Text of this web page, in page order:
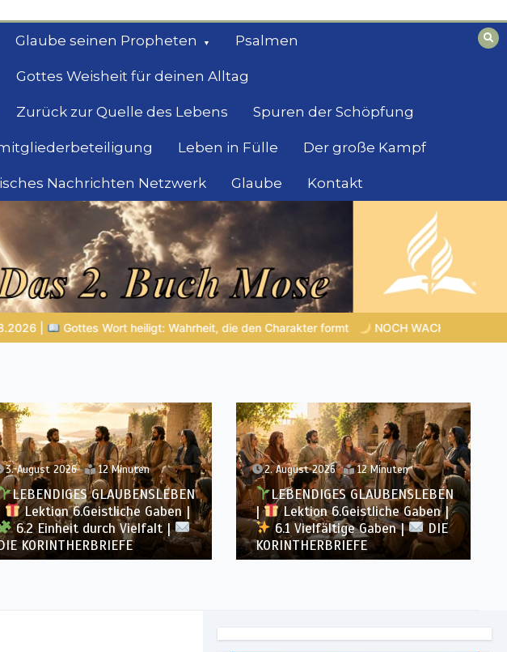
Glaube seinen Propheten Psalmen
Gottes Weisheit für deinen Alltag
Zurück zur Quelle des Lebens Spuren der Schöpfung
Leben in Fülle Der große Kampf
Nachrichten Netzwerk Glaube Kontakt
die den Charakter formt NOCH WACH? | 06.08.2026 | Das Größte, was du geben
2. August 2026 12 Minuten
LEBENDIGES GLAUBENSLEBEN
Lektion 6.Geistliche Gaben |
6.1 Vielfältige Gaben |
DIE
7. August 2026 15 Minuten
LEBENDIGES GLAUBENSLEBEN
|
Lektion 6.Geistliche Gaben |
6.6 Zusammenfassung |
DIE KORINTHERBRIEFE